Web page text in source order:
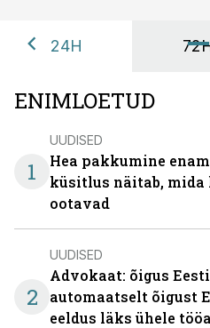
24H
ENIMLOETUD
1
UUDISED
Hea pakkumine
küsitlus näitab,
ootavad
2
UUDISED
Advokaat: õigus
automaatselt õigust
eeldus läks ühele